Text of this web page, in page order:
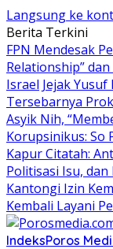
Langsung ke
Berita Terkini
FPN Mendesak
Relationship”
Israel Jejak
Tersebarnya
Asyik Nih,
Korupsinikus: So
Kapur Citatah:
Politisasi Isu,
Kantongi Izin
Kembali Layani
IndeksPoros